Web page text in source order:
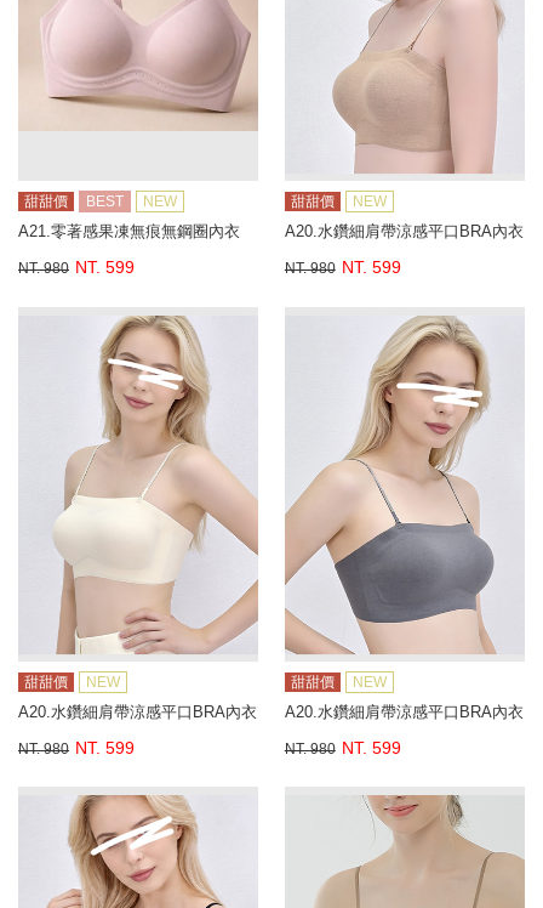
甜甜價 BEST NEW
A21.零著感果凍無痕無鋼圈內衣
NT. 980 NT. 599
甜甜價 NEW
A20.水鑽細肩帶涼感平口BRA內衣
NT. 980 NT. 599
甜甜價 NEW
A20.水鑽細肩帶涼感平口BRA內衣
NT. 980 NT. 599
甜甜價 NEW
A20.水鑽細肩帶涼感平口BRA內衣
NT. 980 NT. 599